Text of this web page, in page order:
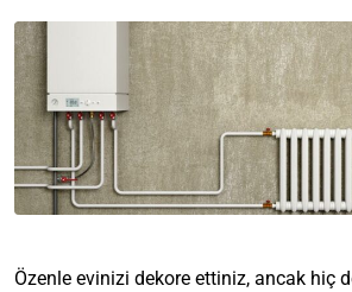
Özenle evinizi dekore ettiniz, ancak hiç